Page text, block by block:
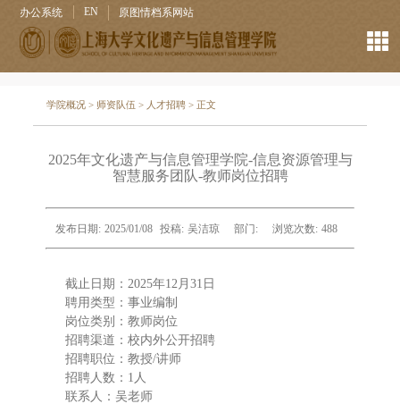
办公系统 EN 原图情档系网站
学院概况 > 师资队伍 > 人才招聘 > 正文
2025年文化遗产与信息管理学院-信息资源管理与
智慧服务团队-教师岗位招聘
发布日期: 2025/01/08 投稿: 吴洁琼 部门: 浏览次数: 488
截止日期：2025年12月31日
聘用类型：事业编制
岗位类别：教师岗位
招聘渠道：校内外公开招聘
招聘职位：教授/讲师
招聘人数：1人
联系人：吴老师